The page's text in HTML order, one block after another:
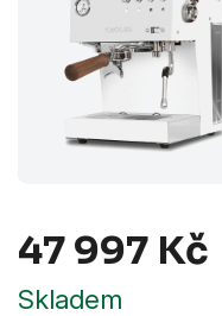
47 997 Kč
Skladem